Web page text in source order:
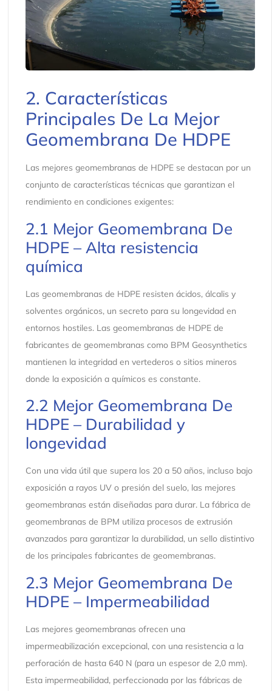
2. Características
Principales De La Mejor
Geomembrana De HDPE
Las mejores geomembranas de HDPE se destacan por un
conjunto de características técnicas que garantizan el
rendimiento en condiciones exigentes:
2.1 Mejor Geomembrana De
HDPE – Alta resistencia
química
Las geomembranas de HDPE resisten ácidos, álcalis y
solventes orgánicos, un secreto para su longevidad en
entornos hostiles. Las geomembranas de HDPE de
fabricantes de geomembranas como BPM Geosynthetics
mantienen la integridad en vertederos o sitios mineros
donde la exposición a químicos es constante.
2.2 Mejor Geomembrana De
HDPE – Durabilidad y
longevidad
Con una vida útil que supera los 20 a 50 años, incluso bajo
exposición a rayos UV o presión del suelo, las mejores
geomembranas están diseñadas para durar. La fábrica de
geomembranas de BPM utiliza procesos de extrusión
avanzados para garantizar la durabilidad, un sello distintivo
de los principales fabricantes de geomembranas.
2.3 Mejor Geomembrana De
HDPE – Impermeabilidad
Las mejores geomembranas ofrecen una
impermeabilización excepcional, con una resistencia a la
perforación de hasta 640 N (para un espesor de 2,0 mm).
Esta impermeabilidad, perfeccionada por las fábricas de